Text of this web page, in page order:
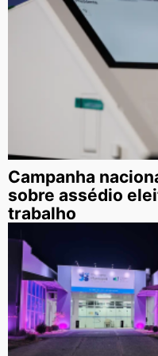
Campanha
sobre assédio
trabalho